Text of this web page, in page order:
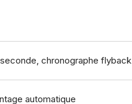
chronographe flyback
automatique